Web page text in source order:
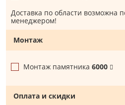
Доставка по области возможна
менеджером!
Монтаж
Монтаж памятника 6000
Оплата и скидки